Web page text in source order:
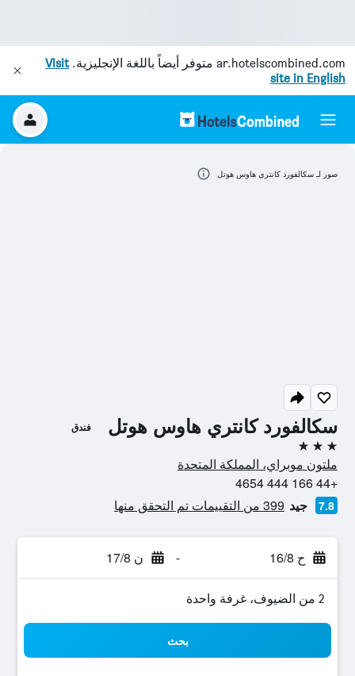
ar.hotelscombined.com متوفر أيضاً باللغة الإنجليزية.Visit
site in English
سكالفورد كانتري هاوس هوتل فندق
3 نجوم
ملتون موبراي، المملكة المتحدة
+44 166 444 4654
7.8 جيد 399 من التقييمات تم التحقق منها
ح 16/8 - ن 17/8
2 من الضيوف، غرفة واحدة
بحث
صور لـ سكالفورد كانتري هاوس هوتل